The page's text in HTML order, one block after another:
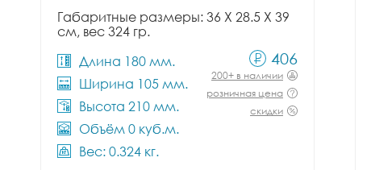
Габаритные размеры: 36 X 28.5 X 39
см, вес 324 гр.
Длина 180 мм.
Ширина 105 мм.
Высота 210 мм.
Объём 0 куб.м.
Вес: 0.324 кг.
406
200+ в наличии
розничная цена
скидки